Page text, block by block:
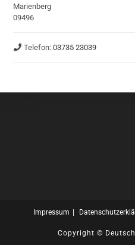
Marienberg
09496
Telefon: 03735 23039
Impressum
Copyright ©